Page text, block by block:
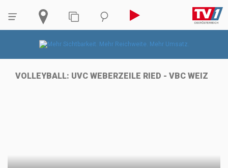
VOLLEYBALL: UVC WEBERZEILE RIED - VBC WEIZ